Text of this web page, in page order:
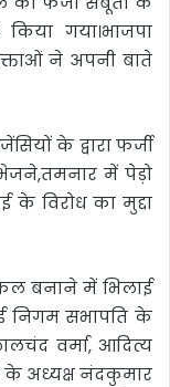
गया।भाजपा
ने अपनी बाते
के द्वारा फर्जी
में पेड़ो
के विरोध का मुद्दा
बनाने में भिलाई
निगम सभापति के
वर्मा, आदित्य
के अध्यक्ष नंदकुमार